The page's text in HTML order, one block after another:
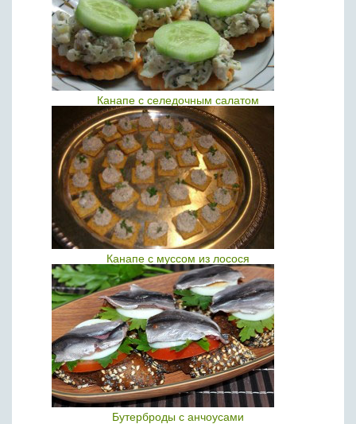
Канапе с селедочным салатом
Канапе с муссом из лосося
Бутерброды с анчоусами